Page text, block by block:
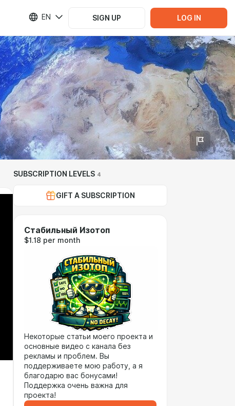
EN SIGN UP LOG IN
SUBSCRIPTION LEVELS 4
GIFT A SUBSCRIPTION
Стабильный Изотоп
$1.18 per month
Некоторые статьи моего проекта и
основные видео с канала без
рекламы и проблем. Вы
поддерживаете мою работу, а я
благодарю вас бонусами!
Поддержка очень важна для
проекта!